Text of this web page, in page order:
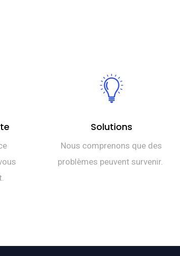
Solutions
Nous comprenons que des
problèmes peuvent survenir.